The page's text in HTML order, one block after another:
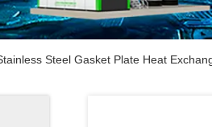
Steel Gasket Plate Heat